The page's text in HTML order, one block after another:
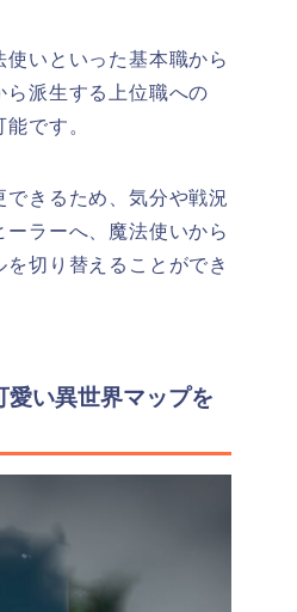
使いといった基本職から
ら派生する上位職への
です。
できるため、気分や戦況
ーラーへ、魔法使いから
切り替えることができ
愛い異世界マップを